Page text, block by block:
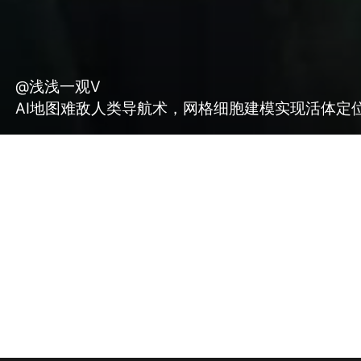
@浅浅一观V
AI地图难敌人类导航术，网格细胞建模实现活体定